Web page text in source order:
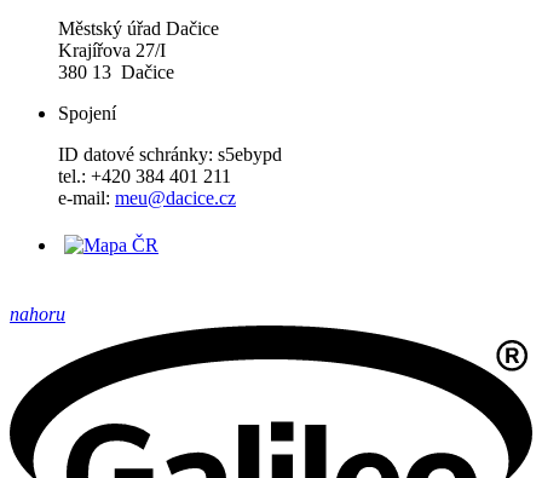
Městský úřad Dačice
Krajířova 27/I
380 13 Dačice
Spojení
ID datové schránky: s5ebypd
tel.: +420 384 401 211
e-mail: meu@dacice.cz
nahoru